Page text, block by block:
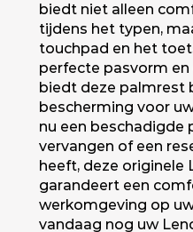
biedt niet alleen
tijdens het typen,
touchpad en het
perfecte pasvorm
biedt deze palmrest
bescherming voor
nu een
vervangen of een
heeft, deze originele
garandeert een
werkomgeving op
vandaag nog uw